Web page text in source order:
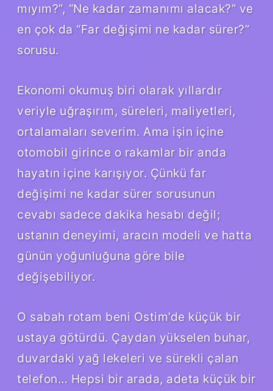
mıyım?”, “Ne kadar zamanımı alacak?” ve
en çok da “Far değişimi ne kadar sürer?”
sorusu.
Ekonomi okumuş biri olarak yıllardır
veriyle uğraşırım, süreleri, maliyetleri,
ortalamaları severim. Ama işin içine
otomobil girince o rakamlar bir anda
hayatın içine karışıyor. Çünkü far
değişimi ne kadar sürer sorusunun
cevabı sadece dakika hesabı değil;
ustanın deneyimi, aracın modeli ve hatta
günün yoğunluğuna göre bile
değişebiliyor.
O sabah rotam beni Ostim’de küçük bir
ustaya götürdü. Çaydan yükselen buhar,
duvardaki yağ lekeleri ve sürekli çalan
telefon… Hepsi bir arada, adeta küçük bir